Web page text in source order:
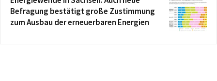
Befragung bestätigt große Zustimmung
zum Ausbau der erneuerbaren Energien